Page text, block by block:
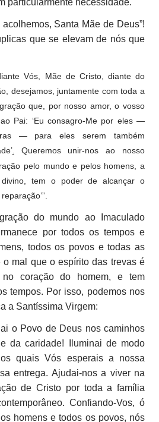
particularmente necessidade.
Santa Mãe de Deus”!
que se elevam de nós que
Vós, Mãe de Cristo, diante do
desejamos, juntamente com toda a
que, por nosso amor, o vosso
Pai: ‘Eu consagro-Me por eles —
— para eles serem também
. Queremos unir-nos ao nosso
pelo mundo e pelos homens, a
tem o poder de alcançar o
do mundo ao Imaculado
por todos os tempos e
todos os povos e todas as
o mal que o espírito das trevas é
coração do homem, e tem
tempos. Por isso, podemos nos
a Santíssima Virgem:
o Povo de Deus nos caminhos
da caridade! Iluminai de modo
quais Vós esperais a nossa
entrega. Ajudai-nos a viver na
de Cristo por toda a família
Confiando-Vos, ó
homens e todos os povos, nós